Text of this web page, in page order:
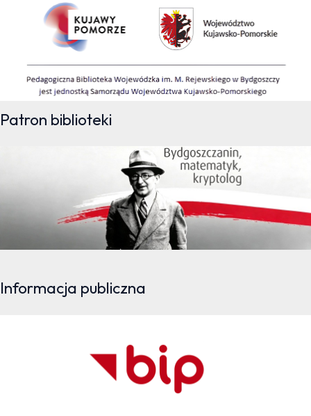
Patron biblioteki
Informacja publiczna